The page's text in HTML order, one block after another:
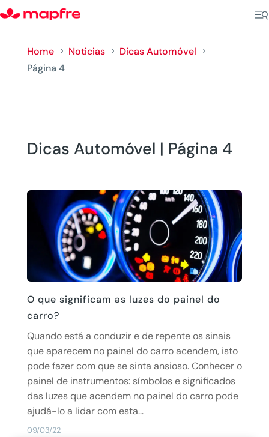
Home 5 Noticias 5 Dicas Automóvel 5
Página 4
Dicas Automóvel | Página 4
O que significam as luzes do painel do
carro?
09/03/22
Quando está a conduzir e de repente os sinais
que aparecem no painel do carro acendem, isto
pode fazer com que se sinta ansioso. Conhecer o
painel de instrumentos: símbolos e significados
das luzes que acendem no painel do carro pode
ajudá-lo a lidar com esta...